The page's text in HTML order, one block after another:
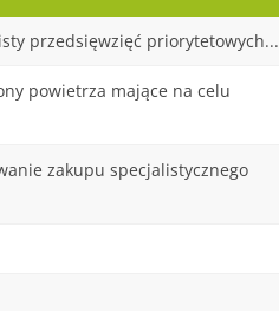
przedsięwzięć priorytetowych...
powietrza mające na celu
zakupu specjalistycznego